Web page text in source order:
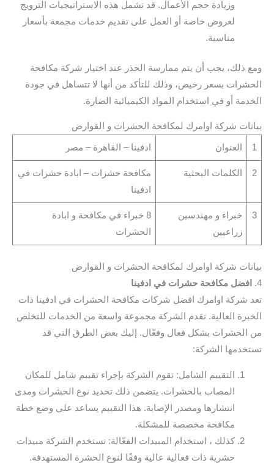
وزيادة حجم الأعمال. قد تشمل هذه الاستراتيجيات الترويج
لعروض خاصة أو العمل على تقديم خدمات مجمعة بأسعار
مناسبة.
ومع ذلك، يجب أن يتم ممارسة الحذر عند اختيار شركة مكافحة
الحشرات بسعر رخيص، وذلك للتأكد من أنها لا تتساهل في جودة
الخدمة أو في استخدام المواد الكيميائية الضارة.
بيانات شركة اوامرك لمكافحة الحشرات و القوارض
1 العنوان ادفينا – القاهرة – مصر
2 الكلمات البحثية
مكافحة حشرات – ابادة حشرات في
ادفينا
3
خبراء و مهندسين
زراعيين
8 خبراء في مكافحة و ابادة
الحشرات
بيانات شركة اوامرك لمكافحة الحشرات و القوارض
4.
افضل مكافحة حشرات في ادفينا
تعد شركة اوامرك افضل شركات مكافحة الحشرات في ادفينا ذات
الخبرة العالية. تقدم الشركة مجموعة واسعة من الخدمات للتخلص
من الحشرات بشكل فعال وفعّال. إليك بعض الطرق التي قد
تستخدمها الشركة:
التقييم الشامل: تقوم الشركة بإجراء تقييم شامل للمكان
المصاب بالحشرات. يتضمن ذلك تحديد نوع الحشرات ومدى
انتشارها ومصدر الإصابة. هذا التقييم يساعد على وضع خطة
مكافحة مخصصة للمشكلة.
كذلك ، استخدام المبيدات الفعّالة: تستخدم الشركة مبيدات
حشرية ذات فعالية عالية وفقًا لنوع الحشرة المستهدفة.